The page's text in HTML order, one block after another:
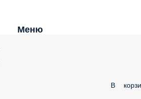
Меню
В